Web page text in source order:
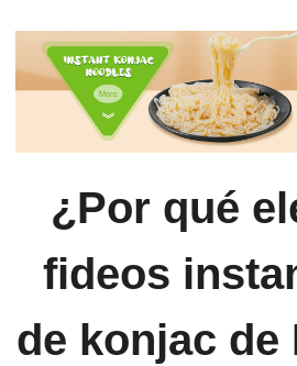
¿Por qué
fideos
de konjac de